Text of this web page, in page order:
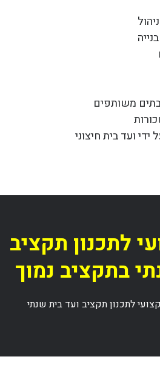
משותפים
ידי ועד בית חיצוני
לתכנון תקציב
בתקציב נמוך
לתכנון תקציב ועד בית שנתי